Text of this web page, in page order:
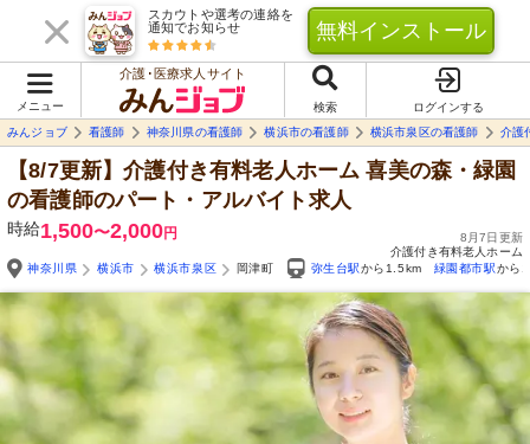
スカウトや選考の連絡を
通知でお知らせ
無料インストール
メニュー
介護･医療求人サイト
検索
ログインする
みんジョブ
看護師 神奈川県の看護師 横浜市の看護師 横浜市泉区の看護師 介護
【8/7更新】介護付き有料老人ホーム 喜美の森・緑園
の看護師のパート・アルバイト求人
時給1,500〜2,000円
8月7日更新
介護付き有料老人ホーム
神奈川県
横浜市 横浜市泉区 岡津町 弥生台駅から1.5km 緑園都市駅から